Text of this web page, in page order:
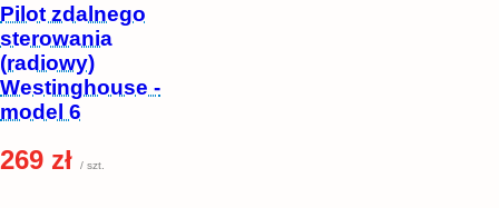
Pilot zdalnego
sterowania
(radiowy)
Westinghouse -
model 6
269 zł / szt.